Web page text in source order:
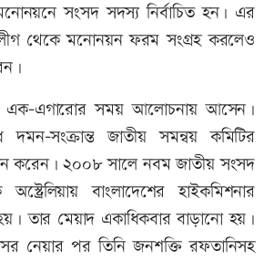
সংসদ সদস্য নির্বাচিত হন। এর
থেকে মনোনয়ন ফরম সংগ্রহ করলেও
এক-এগারোর সময় আলোচনায় আসেন।
সংক্রান্ত জাতীয় সমন্বয় কমিটির
করেন। ২০০৮ সালে নবম জাতীয় সংসদ
বাংলাদেশের হাইকমিশনার
তার মেয়াদ একাধিকবার বাড়ানো হয়।
নেয়ার পর তিনি জনশক্তি রফতানিসহ